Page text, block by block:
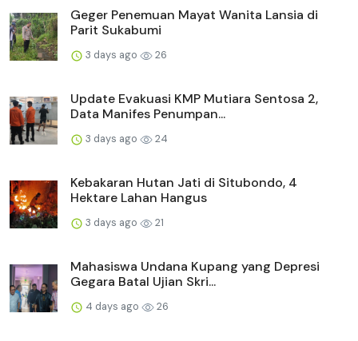
Geger Penemuan Mayat Wanita Lansia di
Parit Sukabumi
3 days ago 26
Update Evakuasi KMP Mutiara Sentosa 2,
Data Manifes Penumpan...
3 days ago 24
Kebakaran Hutan Jati di Situbondo, 4
Hektare Lahan Hangus
3 days ago 21
Mahasiswa Undana Kupang yang Depresi
Gegara Batal Ujian Skri...
4 days ago 26